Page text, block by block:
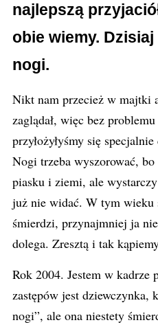
najlepszą
obie wiemy.
nogi.
Nikt nam przecież w majtki
zaglądał, więc bez
przyłożyłyśmy się
Nogi trzeba wyszorować,
piasku i ziemi, ale
już nie widać. W tym wieku
śmierdzi, przynajmniej ja
dolega. Zresztą i tak
Rok 2004. Jestem w kadrze
zastępów jest dziewczynka,
nogi”, ale ona niestety